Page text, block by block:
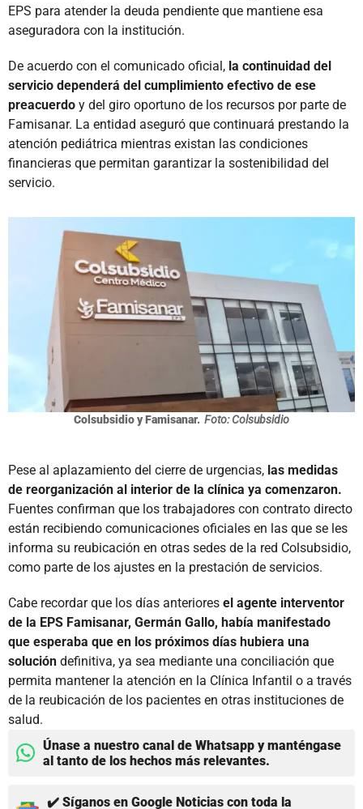
EPS para atender la deuda pendiente que mantiene esa
aseguradora con la institución.
De acuerdo con el comunicado oficial, la continuidad del
servicio dependerá del cumplimiento efectivo de ese
preacuerdo y del giro oportuno de los recursos por parte de
Famisanar. La entidad aseguró que continuará prestando la
atención pediátrica mientras existan las condiciones
financieras que permitan garantizar la sostenibilidad del
servicio.
Colsubsidio y Famisanar. Foto: Colsubsidio
Pese al aplazamiento del cierre de urgencias, las medidas
de reorganización al interior de la clínica ya comenzaron.
Fuentes confirman que los trabajadores con contrato directo
están recibiendo comunicaciones oficiales en las que se les
informa su reubicación en otras sedes de la red Colsubsidio,
como parte de los ajustes en la prestación de servicios.
Cabe recordar que los días anteriores el agente interventor
de la EPS Famisanar, Germán Gallo, había manifestado
que esperaba que en los próximos días hubiera una
solución definitiva, ya sea mediante una conciliación que
permita mantener la atención en la Clínica Infantil o a través
de la reubicación de los pacientes en otras instituciones de
salud.
Únase a nuestro canal de Whatsapp y manténgase
al tanto de los hechos más relevantes.
✔️ Síganos en Google Noticias con toda la